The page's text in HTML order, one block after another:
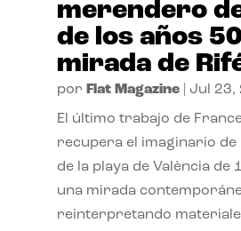
merendero
de los años
mirada de
por Flat Magazine| Jul 23,
El último trabajo de
recupera el imaginario
de la playa de València de
una mirada
reinterpretando